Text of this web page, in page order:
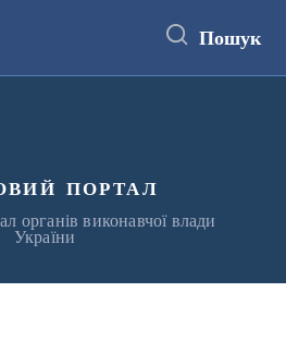
Пошук
портал
органів виконавчої влади
України